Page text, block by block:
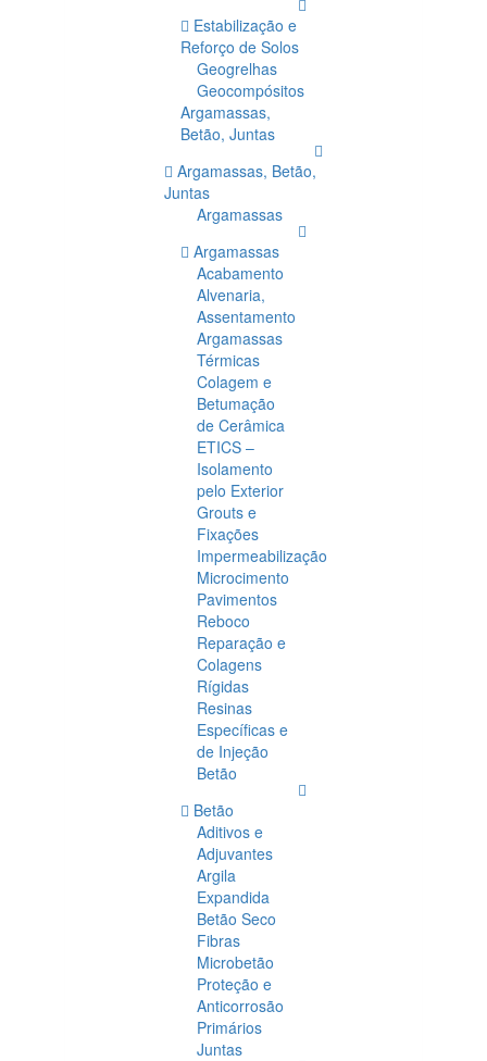
Estabilização e
Reforço de Solos
Geogrelhas
Geocompósitos
Argamassas,
Betão, Juntas
Argamassas, Betão,
Juntas
Argamassas
Argamassas
Acabamento
Alvenaria,
Assentamento
Argamassas
Térmicas
Colagem e
Betumação
de Cerâmica
ETICS –
Isolamento
pelo Exterior
Grouts e
Fixações
Impermeabilização
Microcimento
Pavimentos
Reboco
Reparação e
Colagens
Rígidas
Resinas
Específicas e
de Injeção
Betão
Betão
Aditivos e
Adjuvantes
Argila
Expandida
Betão Seco
Fibras
Microbetão
Proteção e
Anticorrosão
Primários
Juntas